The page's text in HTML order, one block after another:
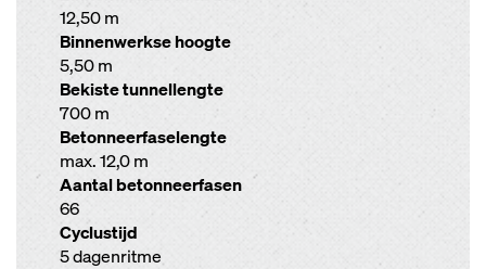
12,50 m
Binnenwerkse hoogte
5,50 m
Bekiste tunnellengte
700 m
Betonneerfaselengte
max. 12,0 m
Aantal betonneerfasen
66
Cyclustijd
5 dagenritme